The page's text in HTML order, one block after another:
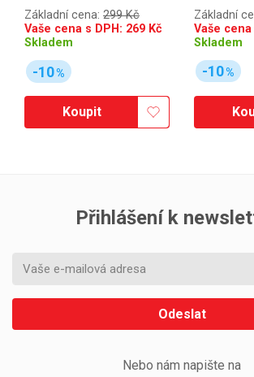
Základní cena: 299 Kč
Vaše cena s DPH: 269 Kč
Skladem
-10%
Koupit
Základní
Vaše cena
Skladem
-10%
Přihlášení k
Odeslat
Nebo nám napište na